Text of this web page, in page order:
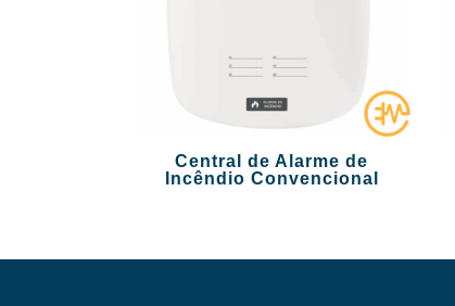
Central de Alarme de
Incêndio Convencional